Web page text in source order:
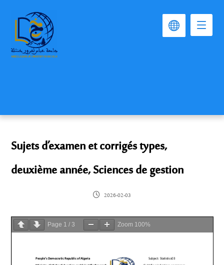
Sujets d’examen et corrigés types,
deuxième année, Sciences de gestion
2026-02-03
Page 1 /3 Zoom 100%